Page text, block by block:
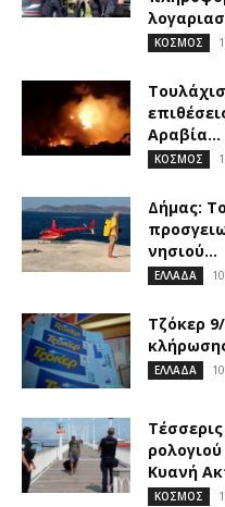
ΚΟΣΜΟΣ
Αραβία...
ΚΟΣΜΟΣ
Δήμας:
νησιού...
ΕΛΛΑΔΑ
Τζόκερ
ΕΛΛΑΔΑ
Κυανή
ΚΟΣΜΟΣ